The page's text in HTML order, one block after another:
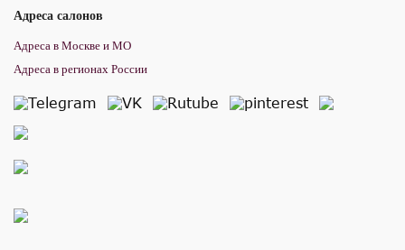
Адреса салонов
Адреса в Москве и МО
Адреса в регионах России